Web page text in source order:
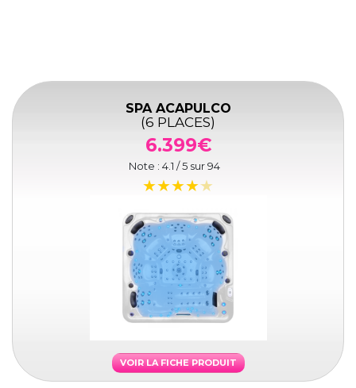
SPA ACAPULCO
(6 PLACES)
6.399€
Note : 4.1 / 5 sur94
VOIR LA FICHE PRODUIT